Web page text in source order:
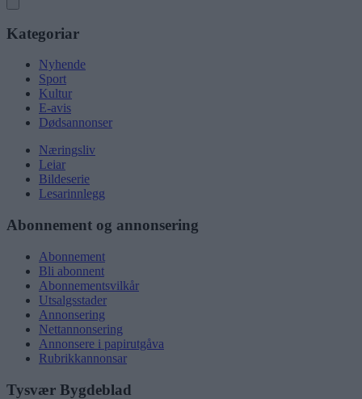
Kategoriar
Nyhende
Sport
Kultur
E-avis
Dødsannonser
Næringsliv
Leiar
Bildeserie
Lesarinnlegg
Abonnement og annonsering
Abonnement
Bli abonnent
Abonnementsvilkår
Utsalgsstader
Annonsering
Nettannonsering
Annonsere i papirutgåva
Rubrikkannonsar
Tysvær Bygdeblad